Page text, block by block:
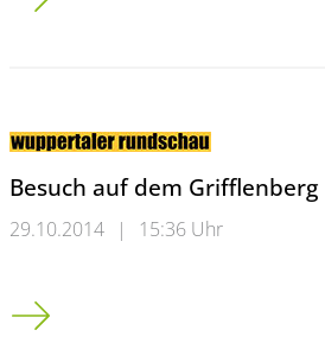
Besuch auf dem Grifflenberg
29.10.2014 | 15:36 Uhr
Besuch auf dem Grifflenberg